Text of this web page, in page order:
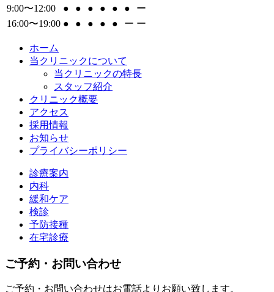
9:00〜12:00
● ● ● ● ● ●
ー
16:00〜19:00 ● ● ● ● ● ー ー
ホーム
当クリニックについて
当クリニックの特長
スタッフ紹介
クリニック概要
アクセス
採用情報
お知らせ
プライバシーポリシー
診療案内
内科
緩和ケア
検診
予防接種
在宅診療
ご予約・お問い合わせ
ご予約・お問い合わせはお電話よりお願い致します。